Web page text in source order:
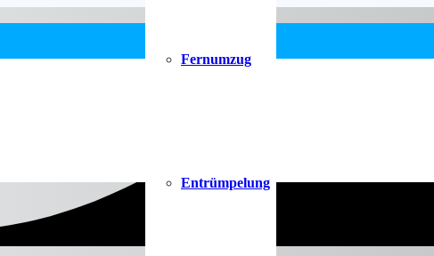
Fernumzug
Entrümpelung